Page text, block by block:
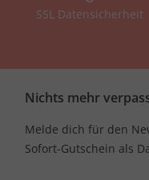
SSL Datensicherheit
Nichts mehr
Melde dich für den
Sofort-Gutschein als